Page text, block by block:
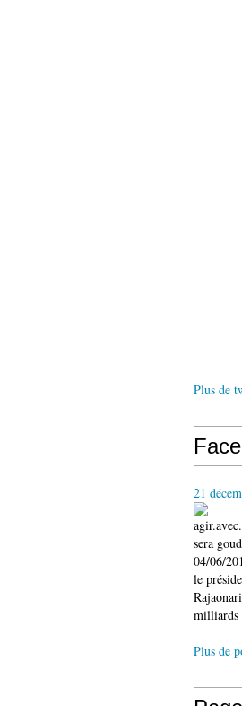
Plus de
21
sera
04/06/
le
milliards
Plus de